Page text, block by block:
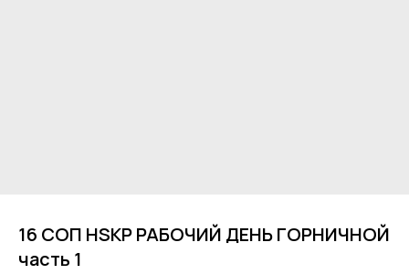
16 СОП HSKP РАБОЧИЙ ДЕНЬ ГОРНИЧНОЙ
часть 1